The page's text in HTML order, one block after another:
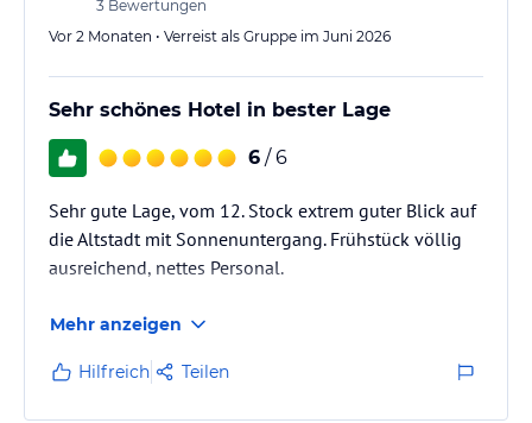
3 Bewertungen
Vor 2 Monaten • Verreist als Gruppe im Juni 2026
Sehr schönes Hotel in bester Lage
6 / 6
Sehr gute Lage, vom 12. Stock extrem guter Blick auf
die Altstadt mit Sonnenuntergang. Frühstück völlig
ausreichend, nettes Personal.
Mehr anzeigen
Hilfreich Teilen